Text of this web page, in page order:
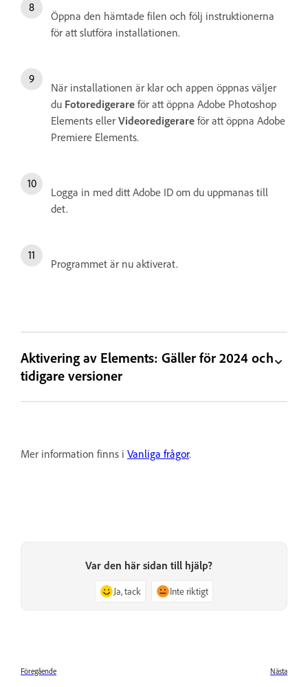
Öppna den hämtade filen och följ instruktionerna
för att slutföra installationen.
När installationen är klar och appen öppnas väljer
du Fotoredigerare för att öppna Adobe Photoshop
Elements eller Videoredigerare för att öppna Adobe
Premiere Elements.
Logga in med ditt Adobe ID om du uppmanas till
det.
Programmet är nu aktiverat.
Aktivering av Elements: Gäller för 2024 och
tidigare versioner
Mer information finns i Vanliga frågor.
Var den här sidan till hjälp?
Ja, tack Inte riktigt
Föregående Nästa